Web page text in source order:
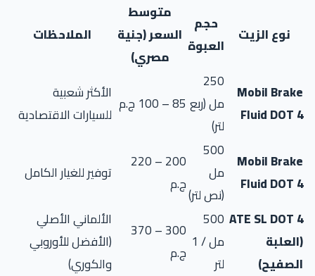
نوع الزيت
حجم
العبوة
متوسط
السعر (جنية
مصري)
الملاحظات
Mobil
Fluid DOT
250
مل (ربع 85 – 100 ج.م
الأكثر شعبية
للسيارات الاقتصادية
Mobil
Fluid DOT
500
مل
(نص لتر)
200 – 220
ج.م
توفير للغيار الكامل
ATE SL DOT
500
مل / 1
300 – 370
ج.م
الألماني الأصلي
(الأفضل للأوروبي
والكوري)